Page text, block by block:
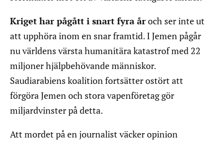
Kriget har pågått i snart fyra åroch ser inte ut
att upphöra inom en snar framtid. I Jemen pågår
nu världens värsta humanitära katastrof med 22
miljoner hjälpbehövande människor.
Saudiarabiens koalition fortsätter ostört att
förgöra Jemen och stora vapenföretag gör
miljardvinster på detta.
Att mordet på en journalist väcker opinion